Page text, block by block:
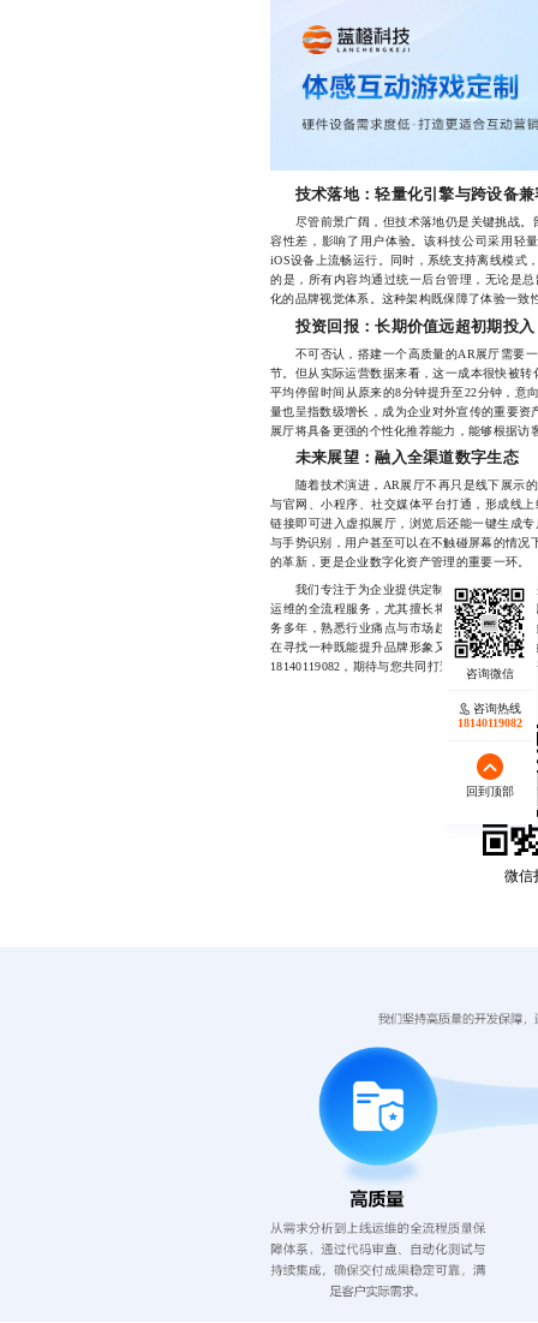
技术落地：轻量化引擎与跨设备
尽管前景广阔，但技术落地仍是关键挑战。
容性差，影响了用户体验。该科技公司采用轻
iOS设备上流畅运行。同时，系统支持离线模式
的是，所有内容均通过统一后台管理，无论是
化的品牌视觉体系。这种架构既保障了体验一
投资回报：长期价值远超初期投入
不可否认，搭建一个高质量的AR展厅需要一
节。但从实际运营数据来看，这一成本很快被
平均停留时间从原来的8分钟提升至22分钟，意
量也呈指数级增长，成为企业对外宣传的重要
展厅将具备更强的个性化推荐能力，能够根据
未来展望：融入全渠道数字生态
随着技术演进，AR展厅不再只是线下展示的
与官网、小程序、社交媒体平台打通，形成线
链接即可进入虚拟展厅，浏览后还能一键生成
与手势识别，用户甚至可以在不触碰屏幕的情况
的革新，更是企业数字化资产管理的重要一环。
我们专注于为企业提供定制化的AR展厅解决
运维的全流程服务，尤其擅长将复杂技术转化
务多年，熟悉行业痛点与市场趋势，已成功助
在寻找一种既能提升品牌形象又能增强客户粘
18140119082，期待与您共同打造下一个数字标
微信
咨询热线
18140119082
回到顶部